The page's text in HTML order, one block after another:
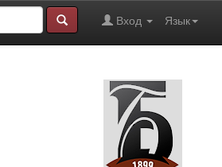
Язык
Вход